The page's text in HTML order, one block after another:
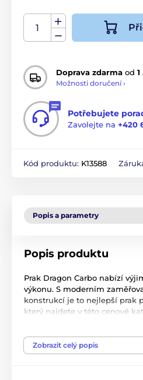
Doprava zdarma od
Možnosti doručení ›
Potřebujete
Zavolejte na +420
Kód produktu: K13588
Popis a parametry
Popis produktu
Prak Dragon Carbo nabízí
výkonu. S moderním
konstrukcí je to nejlepší prak
který najdete v této cenové
Klíčové vlastnosti
Zobrazit celý popis